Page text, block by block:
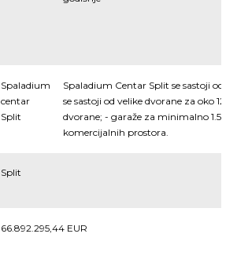
Spaladium
centar
Split
Spaladium Centar Split se sastoji od:
se sastoji od velike dvorane za oko
dvorane; - garaže za minimalno
komercijalnih prostora.
Split
66.892.295,44 EUR